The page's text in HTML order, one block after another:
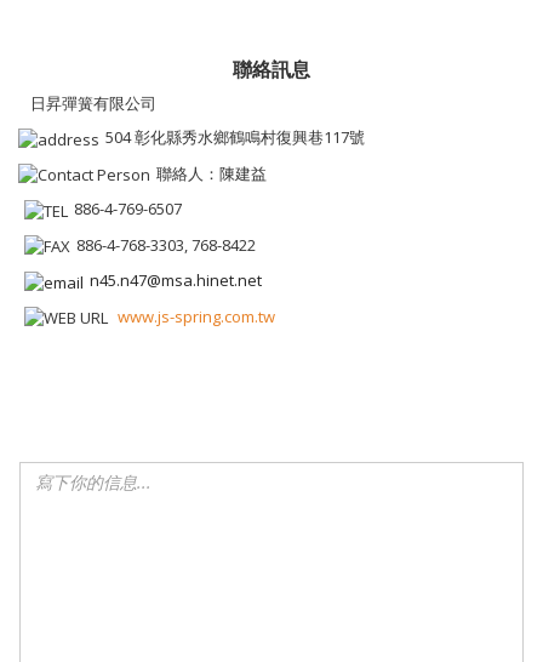
聯絡訊息
日昇彈簧有限公司
504 彰化縣秀水鄉鶴鳴村復興巷117號
聯絡人：陳建益
886-4-769-6507
886-4-768-3303, 768-8422
n45.n47@msa.hinet.net
www.js-spring.com.tw